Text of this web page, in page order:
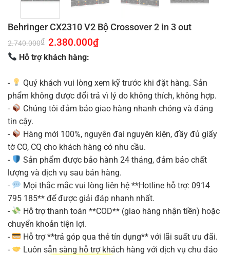
Behringer CX2310 V2 Bộ Crossover 2 in 3 out
2.740.000₫ Giá
gốc
là:
2.740.000₫.
2.380.000₫Giá
Hỗ trợ khách hàng:
-
Quý khách vui lòng xem kỹ trước khi đặt hàng. Sản
phẩm không được đổi trả vì lý do không thích, không hợp.
-
Chúng tôi đảm bảo giao hàng nhanh chóng và đáng
tin cậy.
-
Hàng mới 100%, nguyên đai nguyên kiện, đầy đủ giấy
tờ CO, CQ cho khách hàng có nhu cầu.
-
Sản phẩm được bảo hành 24 tháng, đảm bảo chất
lượng và dịch vụ sau bán hàng.
-
Mọi thắc mắc vui lòng liên hệ **Hotline hỗ trợ: 0914
795 185** để được giải đáp nhanh nhất.
-
Hỗ trợ thanh toán **COD** (giao hàng nhận tiền) hoặc
chuyển khoản tiện lợi.
-
Hỗ trợ **trả góp qua thẻ tín dụng** với lãi suất ưu đãi.
-
Luôn sẵn sàng hỗ trợ khách hàng với dịch vụ chu đáo